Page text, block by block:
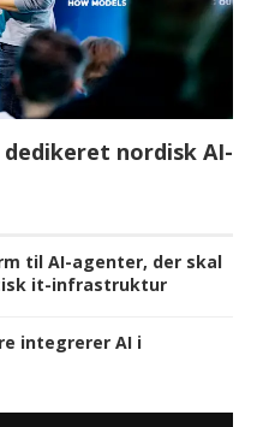
nordisk AI-
til AI-agenter, der skal
it-infrastruktur
integrerer AI i